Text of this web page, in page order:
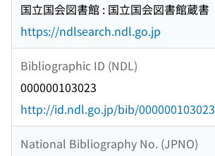
国立国会図書館 : 国立国会図書館蔵書
https://ndlsearch.ndl.go.jp
Bibliographic ID (NDL)
000000103023
http://id.ndl.go.jp/bib/000000103023
National Bibliography No. (JPNO)